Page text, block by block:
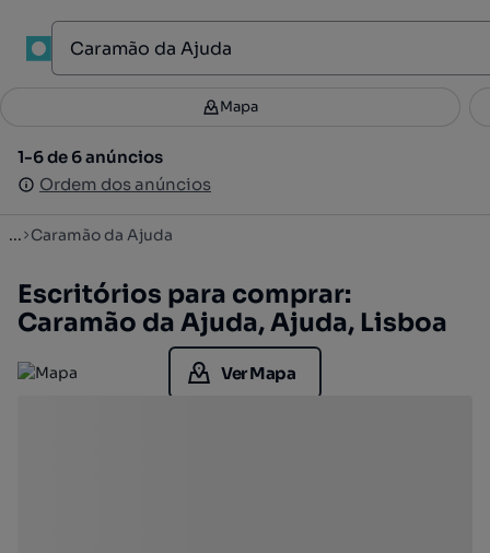
Filtros 3
1-6 de 6 anúncios
Ordem dos anúncios
Mapa
1-6 de 6 anúncios
Ordem dos anúncios
... Caramão da Ajuda
Escritórios para comprar:
Caramão da Ajuda, Ajuda, Lisboa
Ver Mapa